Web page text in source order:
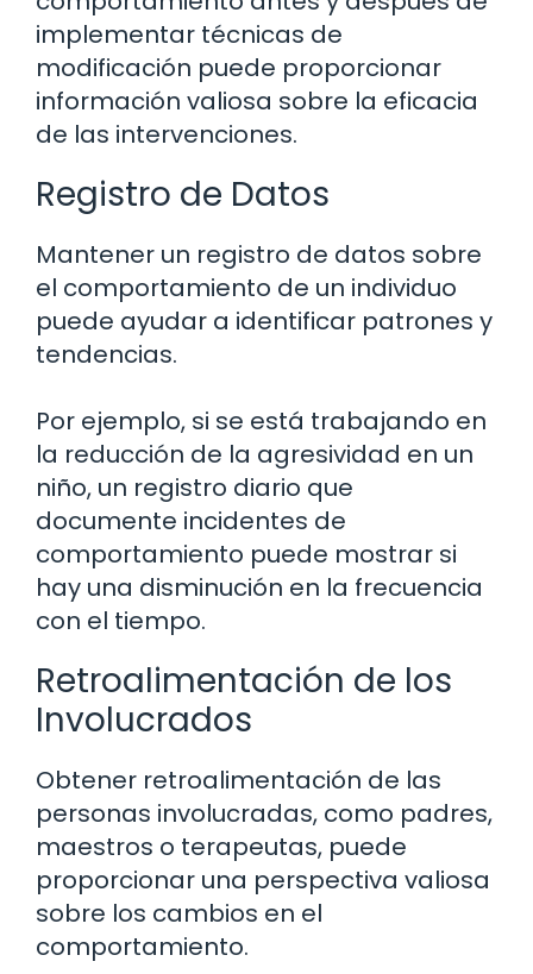
implementar técnicas de
modificación puede proporcionar
información valiosa sobre la eficacia
de las intervenciones.
Registro de Datos
Mantener un registro de datos sobre
el comportamiento de un individuo
puede ayudar a identificar patrones y
tendencias.
Por ejemplo, si se está trabajando en
la reducción de la agresividad en un
niño, un registro diario que
documente incidentes de
comportamiento puede mostrar si
hay una disminución en la frecuencia
con el tiempo.
Retroalimentación de los
Involucrados
Obtener retroalimentación de las
personas involucradas, como padres,
maestros o terapeutas, puede
proporcionar una perspectiva valiosa
sobre los cambios en el
comportamiento.